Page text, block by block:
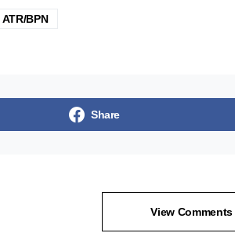
BPN
Share
View Comments